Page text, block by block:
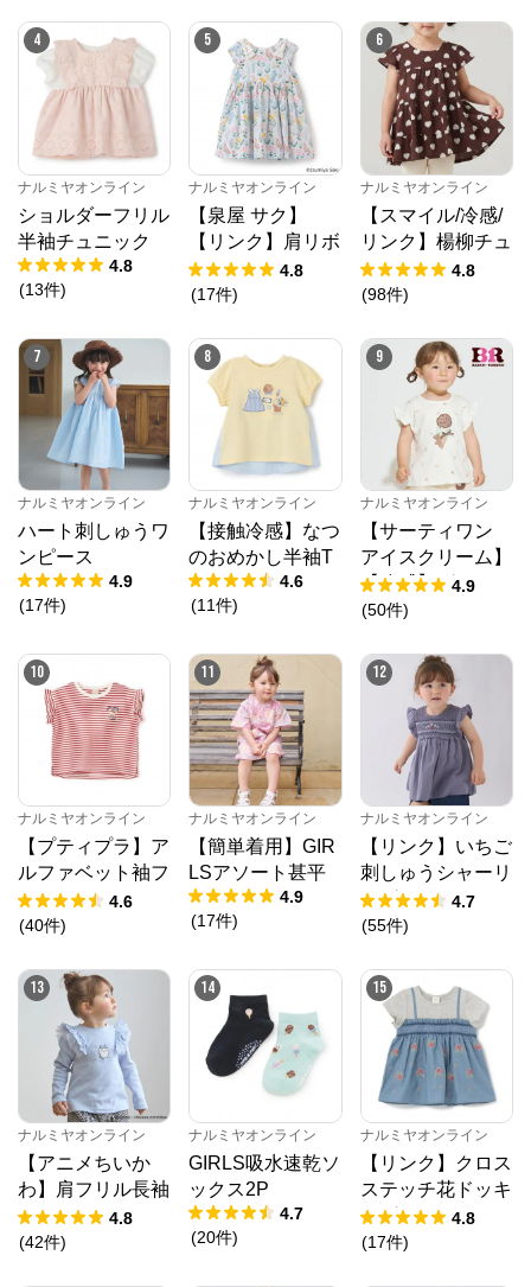
4
ナルミヤオンライン
ショルダーフリル
半袖チュニック
4.8
(13件)
5
ナルミヤオンライン
【泉屋 サク】
【リンク】肩リボ
ンフラワーキャッ
トワンピース
4.8
(17件)
6
ナルミヤオンライン
【スマイル/冷感/
リンク】楊柳チュ
ニック
4.8
(98件)
7
ナルミヤオンライン
ハート刺しゅうワ
ンピース
4.9
(17件)
8
ナルミヤオンライン
【接触冷感】なつ
のおめかし半袖T
4.6
(11件)
9
ナルミヤオンライン
【サーティワン
アイスクリーム】
【冷感】グラフィ
ック半袖Tシャツ
4.9
(50件)
10
ナルミヤオンライン
【プティプラ】ア
ルファベット袖フ
リルTシャツ
4.6
(40件)
11
ナルミヤオンライン
【簡単着用】GIR
LSアソート甚平
4.9
(17件)
12
ナルミヤオンライン
【リンク】いちご
刺しゅうシャーリ
ングチュニック
4.7
(55件)
13
ナルミヤオンライン
【アニメちいか
わ】肩フリル長袖
Tシャツ
4.8
(42件)
14
ナルミヤオンライン
GIRLS吸水速乾ソ
ックス2P
4.7
(20件)
15
ナルミヤオンライン
【リンク】クロス
ステッチ花ドッキ
ングTシャツ
4.8
(17件)